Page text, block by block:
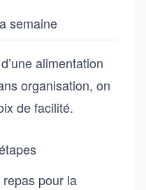
semaine
alimentation
organisation, on
de facilité.
pour la